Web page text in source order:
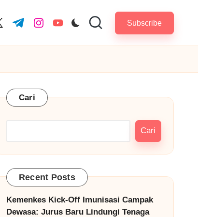
t.me instagram.com
youtube.com Subscribe
Cari
Cari
Recent Posts
Kemenkes Kick-Off Imunisasi Campak
Dewasa: Jurus Baru Lindungi Tenaga